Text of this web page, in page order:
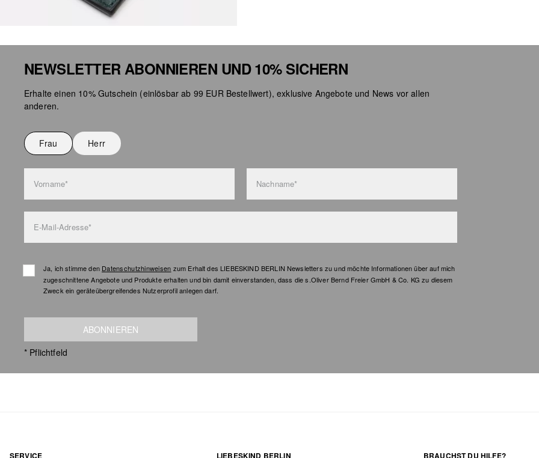
NEWSLETTER ABONNIEREN UND 10% SICHERN
Erhalte einen 10% Gutschein (einlösbar ab 99 EUR Bestellwert), exklusive Angebote und News vor allen
anderen.
Frau Herr
Vorname* Nachname*
E-Mail-Adresse*
Ja, ich stimme den Datenschutzhinweisen zum Erhalt des LIEBESKIND BERLIN Newsletters zu und möchte Informationen über auf mich
zugeschnittene Angebote und Produkte erhalten und bin damit einverstanden, dass die s.Oliver Bernd Freier GmbH & Co. KG zu diesem
Zweck ein geräteübergreifendes Nutzerprofil anlegen darf.
ABONNIEREN
* Pflichtfeld
SERVICE LIEBESKIND BERLIN BRAUCHST DU HILFE?